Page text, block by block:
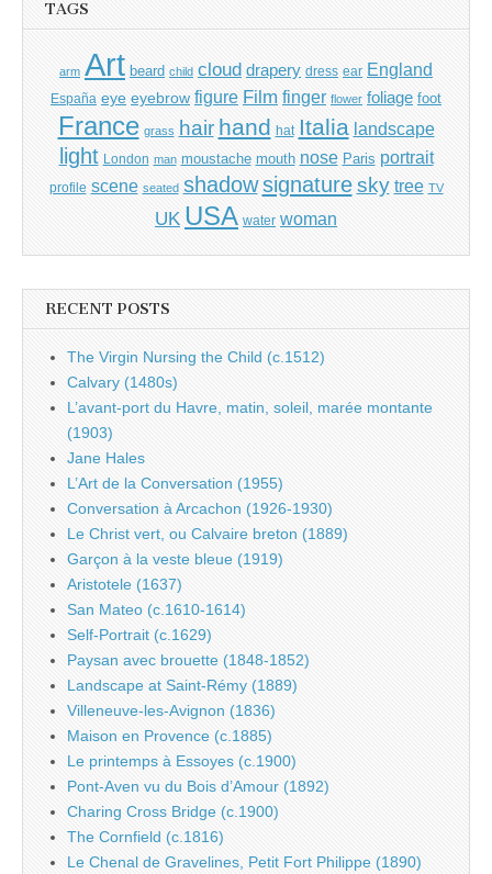
TAGS
arm Art beard child cloud drapery dress ear England
España eye eyebrow figure Film finger flower foliage foot
France grass hair hand hat Italia landscape
light London man moustache mouth nose Paris portrait
profile scene seated shadow signature sky tree TV
UK USA water woman
RECENT POSTS
The Virgin Nursing the Child (c.1512)
Calvary (1480s)
L’avant-port du Havre, matin, soleil, marée montante
(1903)
Jane Hales
L’Art de la Conversation (1955)
Conversation à Arcachon (1926-1930)
Le Christ vert, ou Calvaire breton (1889)
Garçon à la veste bleue (1919)
Aristotele (1637)
San Mateo (c.1610-1614)
Self-Portrait (c.1629)
Paysan avec brouette (1848-1852)
Landscape at Saint-Rémy (1889)
Villeneuve-les-Avignon (1836)
Maison en Provence (c.1885)
Le printemps à Essoyes (c.1900)
Pont-Aven vu du Bois d’Amour (1892)
Charing Cross Bridge (c.1900)
The Cornfield (c.1816)
Le Chenal de Gravelines, Petit Fort Philippe (1890)